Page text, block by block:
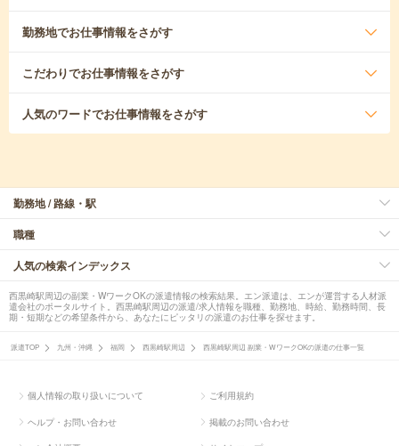
勤務地でお仕事情報をさがす
こだわりでお仕事情報をさがす
人気のワードでお仕事情報をさがす
勤務地 / 路線・駅
職種
人気の検索インデックス
西黒崎駅周辺の副業・WワークOKの派遣情報の検索結果。エン派遣は、エンが運営する人材派
遣会社のポータルサイト。西黒崎駅周辺の派遣/求人情報を職種、勤務地、時給、勤務時間、長
期・短期などの希望条件から、あなたにピッタリの派遣のお仕事を探せます。
派遣TOP 九州・沖縄 福岡 西黒崎駅周辺 西黒崎駅周辺 副業・WワークOKの派遣の仕事一覧
個人情報の取り扱いについて ご利用規約
ヘルプ・お問い合わせ 掲載のお問い合わせ